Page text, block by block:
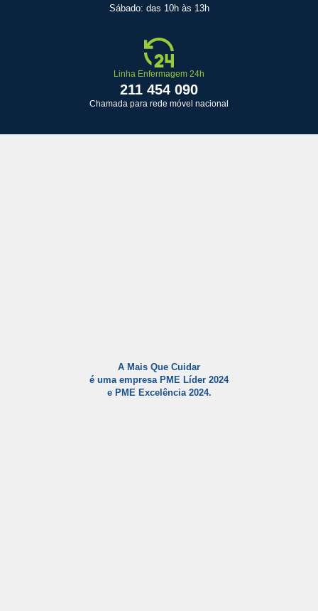
Sábado: das 10h às 13h
Linha Enfermagem 24h
211 454 090
Chamada para rede móvel nacional
A Mais Que Cuidar
é uma empresa PME Líder 2024
e PME Excelência 2024.